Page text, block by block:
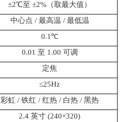
±2℃至 ±2%（取最大值）
中心点 / 最高温 / 最低温
0.1℃
0.01 至 1.00 可调
定焦
≤25Hz
彩虹 / 铁红 / 红热 / 白热 / 黑热
2.4 英寸 (240×320)